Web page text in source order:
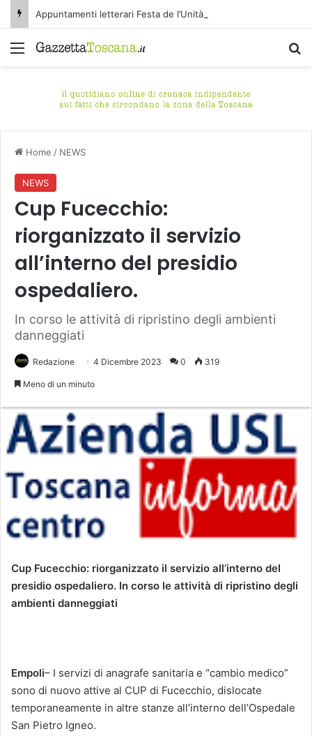
Appuntamenti letterari Festa de l’Unità Certaldo
Menu
Home / NEWS
NEWS
Cup Fucecchio:
riorganizzato il servizio
all’interno del presidio
ospedaliero.
In corso le attività di ripristino degli ambienti
danneggiati
Redazione 4 Dicembre 2023 0 319
Meno di un minuto
Cup Fucecchio: riorganizzato il servizio all’interno del
presidio ospedaliero. In corso le attività di ripristino degli
ambienti danneggiati
Empoli– I servizi di anagrafe sanitaria e “cambio medico”
sono di nuovo attive al CUP di Fucecchio, dislocate
temporaneamente in altre stanze all’interno dell’Ospedale
San Pietro Igneo.